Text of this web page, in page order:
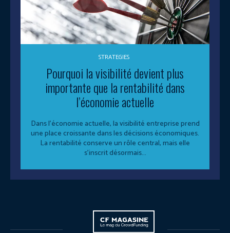
STRATEGIES
Pourquoi la visibilité devient plus
importante que la rentabilité dans
l’économie actuelle
Dans l’économie actuelle, la visibilité entreprise prend
une place croissante dans les décisions économiques.
La rentabilité conserve un rôle central, mais elle
s’inscrit désormais...